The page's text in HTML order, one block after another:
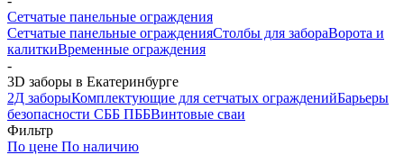
Сетчатые панельные ограждения
Сетчатые панельные огражденияСтолбы для забораВорота и
калиткиВременные ограждения
-
3D заборы в Екатеринбурге
2Д заборыКомплектующие для сетчатых огражденийБарьеры
безопасности СББ ПББВинтовые сваи
Фильтр
По цене По наличию